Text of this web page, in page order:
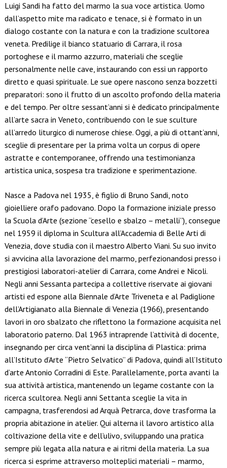
Luigi Sandi ha fatto del marmo la sua voce artistica. Uomo
dall’aspetto mite ma radicato e tenace, si è formato in un
dialogo costante con la natura e con la tradizione scultorea
veneta. Predilige il bianco statuario di Carrara, il rosa
portoghese e il marmo azzurro, materiali che sceglie
personalmente nelle cave, instaurando con essi un rapporto
diretto e quasi spirituale. Le sue opere nascono senza bozzetti
preparatori: sono il frutto di un ascolto profondo della materia
e del tempo. Per oltre sessant’anni si è dedicato principalmente
all’arte sacra in Veneto, contribuendo con le sue sculture
all’arredo liturgico di numerose chiese. Oggi, a più di ottant’anni,
sceglie di presentare per la prima volta un corpus di opere
astratte e contemporanee, offrendo una testimonianza
artistica unica, sospesa tra tradizione e sperimentazione.
Nasce a Padova nel 1935, è figlio di Bruno Sandi, noto
gioielliere orafo padovano. Dopo la formazione iniziale presso
la Scuola d’Arte (sezione “cesello e sbalzo – metalli”), consegue
nel 1959 il diploma in Scultura all’Accademia di Belle Arti di
Venezia, dove studia con il maestro Alberto Viani. Su suo invito
si avvicina alla lavorazione del marmo, perfezionandosi presso i
prestigiosi laboratori-atelier di Carrara, come Andrei e Nicoli.
Negli anni Sessanta partecipa a collettive riservate ai giovani
artisti ed espone alla Biennale d’Arte Triveneta e al Padiglione
dell’Artigianato alla Biennale di Venezia (1966), presentando
lavori in oro sbalzato che riflettono la formazione acquisita nel
laboratorio paterno. Dal 1963 intraprende l’attività di docente,
insegnando per circa vent’anni la disciplina di Plastica: prima
all’Istituto d’Arte “Pietro Selvatico” di Padova, quindi all’Istituto
d’arte Antonio Corradini di Este. Parallelamente, porta avanti la
sua attività artistica, mantenendo un legame costante con la
ricerca scultorea. Negli anni Settanta sceglie la vita in
campagna, trasferendosi ad Arquà Petrarca, dove trasforma la
propria abitazione in atelier. Qui alterna il lavoro artistico alla
coltivazione della vite e dell’ulivo, sviluppando una pratica
sempre più legata alla natura e ai ritmi della materia. La sua
ricerca si esprime attraverso molteplici materiali – marmo,